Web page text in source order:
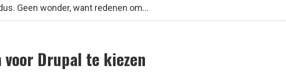
Geen wonder, want redenen om...
voor Drupal te kiezen